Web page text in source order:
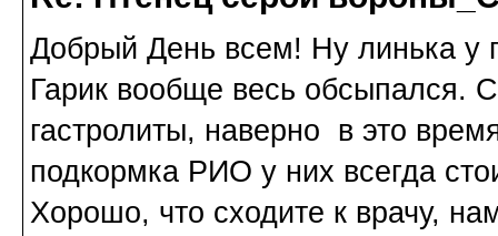
Добрый День всем! Ну линька у
Гарик вообще весь обсыпался.
гастролиты, наверно в это
подкормка РИО у них всегда
Хорошо, что сходите к врачу,